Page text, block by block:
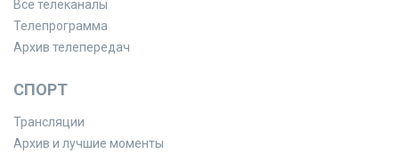
Все телеканалы
Телепрограмма
Архив телепередач
СПОРТ
Трансляции
Архив и лучшие моменты